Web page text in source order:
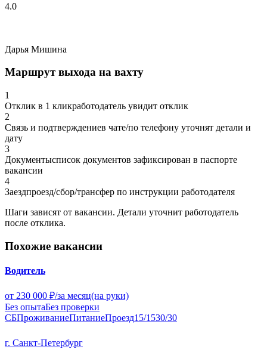
4.0
Дарья Мишина
Маршрут выхода на вахту
1
Отклик в 1 кликработодатель увидит отклик
2
Связь и подтверждениев чате/по телефону уточнят детали и
дату
3
Документысписок документов зафиксирован в паспорте
вакансии
4
Заездпроезд/сбор/трансфер по инструкции работодателя
Шаги зависят от вакансии. Детали уточнит работодатель
после отклика.
Похожие вакансии
Водитель
от 230 000 ₽/за месяц(на руки)
Без опытаБез проверки
СБПроживаниеПитаниеПроезд15/1530/30
г. Санкт-Петербург